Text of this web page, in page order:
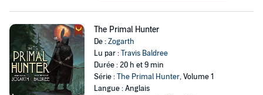
The Primal Hunter
De :Zogarth
Lu par :Travis Baldree
Durée : 20 h et 9 min
Série :The Primal Hunter, Volume 1
Langue : Anglais